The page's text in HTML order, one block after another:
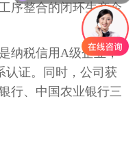
序整合的闭环生产企
纳税信用A级企业，
认证。同时，公司获
行、中国农业银行三